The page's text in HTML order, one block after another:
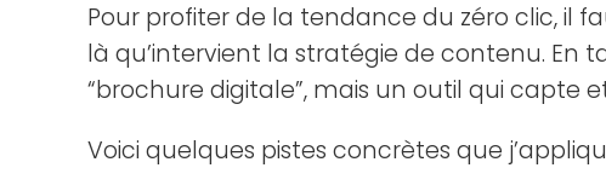
Pour profiter de la tendance du zéro clic, il
là qu’intervient la stratégie de contenu. En
“brochure digitale”, mais un outil qui capte
Voici quelques pistes concrètes que